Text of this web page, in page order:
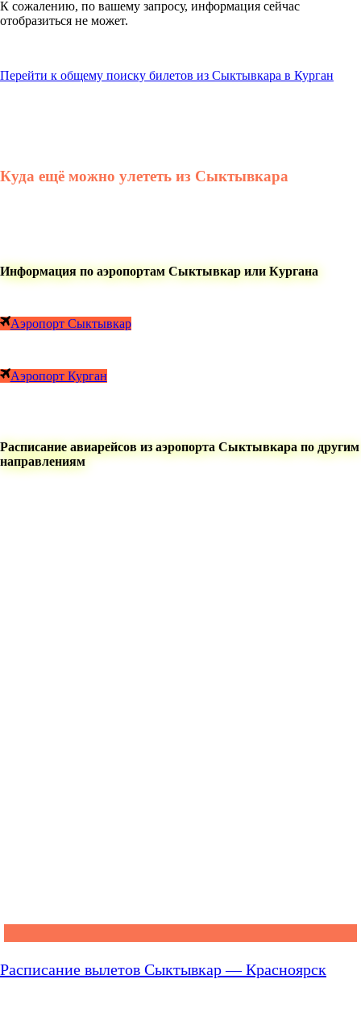
К сожалению, по вашему запросу, информация сейчас
отобразиться не может.
Перейти к общему поиску билетов из Сыктывкара в Курган
Куда ещё можно улететь из Сыктывкара
Информация по аэропортам Сыктывкар или Кургана
Аэропорт Сыктывкар
Аэропорт Курган
Расписание авиарейсов из аэропорта Сыктывкара по другим
направлениям
Расписание вылетов Сыктывкар — Красноярск